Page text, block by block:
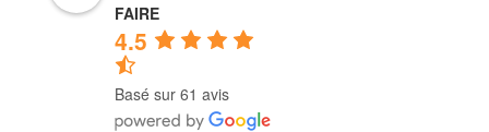
FAIRE
4.5
Basé sur 61 avis